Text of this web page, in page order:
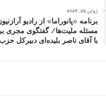
ژوئن 29, 2026
برنامه «پانوراما» از رادیو
مسئله ملیت‌ها/ گفتگوی مجری
با آقای ناصر بلیده‌ای دبیرکل